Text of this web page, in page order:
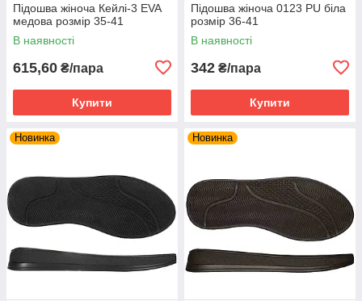
Підошва жіноча Кейлі-3 EVA
медова розмір 35-41
В наявності
615,60 ₴/пара
Купити
Підошва жіноча 0123 PU біла
розмір 36-41
В наявності
342 ₴/пара
Купити
Новинка Новинка